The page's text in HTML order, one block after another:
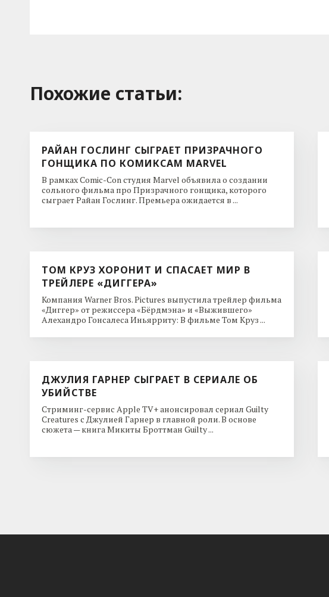
Похожие cтатьи:
РАЙАН ГОСЛИНГ СЫГРАЕТ ПРИЗРАЧНОГО
ГОНЩИКА ПО КОМИКСАМ MARVEL
В рамках Comic-Con студия Marvel объявила о создании
сольного фильма про Призрачного гонщика, которого
сыграет Райан Гослинг. Премьера ожидается в ...
ТОМ КРУЗ ХОРОНИТ И СПАСАЕТ МИР В
ТРЕЙЛЕРЕ «ДИГГЕРА»
Компания Warner Bros. Pictures выпустила трейлер фильма
«Диггер» от режиссера «Бёрдмэна» и «Выжившего»
Алехандро Гонсалеса Иньярриту: В фильме Том Круз ...
ДЖУЛИЯ ГАРНЕР СЫГРАЕТ В СЕРИАЛЕ ОБ
УБИЙСТВЕ
Стриминг-сервис Apple TV+ анонсировал сериал Guilty
Creatures с Джулией Гарнер в главной роли. В основе
сюжета — книга Микиты Броттман Guilty ...